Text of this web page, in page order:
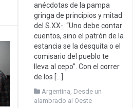
anécdotas de la pampa
gringa de principios y mitad
del S.XX-. “Uno debe contar
cuentos, sino el patrón de la
estancia se la desquita o el
comisario del pueblo te
lleva al cepo”. Con el correr
de los […]
Argentina, Desde un
alambrado al Oeste